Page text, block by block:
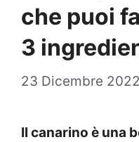
che puoi
3
23 Dicembre 2022
Il canarino è una